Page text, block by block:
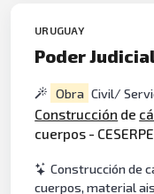
URUGUAY
Poder
Obra Civil/
Construcción de
cuerpos - CESERPE
Construcción de
cuerpos, material